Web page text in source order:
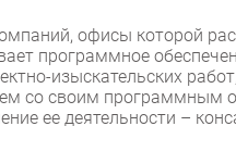
офисы которой
программное
изыскательских
со своим программным
ее деятельности –